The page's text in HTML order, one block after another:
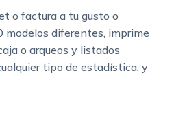
o factura a tu gusto o
modelos diferentes, imprime
o arqueos y listados
tipo de estadística, y